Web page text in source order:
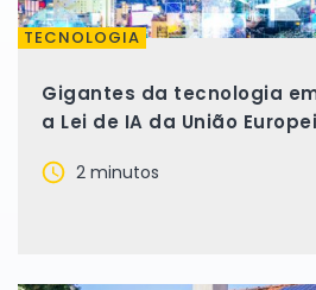
TECNOLOGIA
Gigantes da tecnologia
a Lei de IA da União
2 minutos